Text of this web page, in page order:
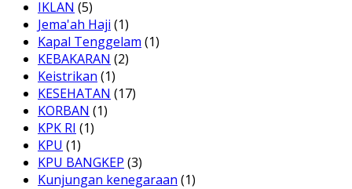
IKLAN (5)
Jema'ah Haji (1)
Kapal Tenggelam (1)
KEBAKARAN (2)
Keistrikan (1)
KESEHATAN (17)
KORBAN (1)
KPK RI (1)
KPU (1)
KPU BANGKEP (3)
Kunjungan kenegaraan (1)